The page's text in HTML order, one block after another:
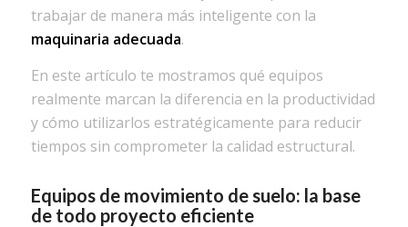
trabajar de manera más inteligente con la
maquinaria adecuada.
En este artículo te mostramos qué equipos
realmente marcan la diferencia en la productividad
y cómo utilizarlos estratégicamente para reducir
tiempos sin comprometer la calidad estructural.
Equipos de movimiento de suelo: la base
de todo proyecto eficiente